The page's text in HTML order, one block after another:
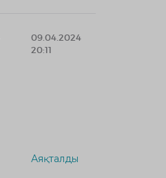
09.04.2024
20:11
Аяқталды